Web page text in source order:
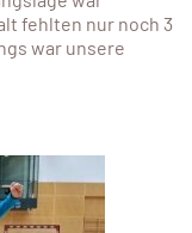
fehlten nur noch 3
war unsere